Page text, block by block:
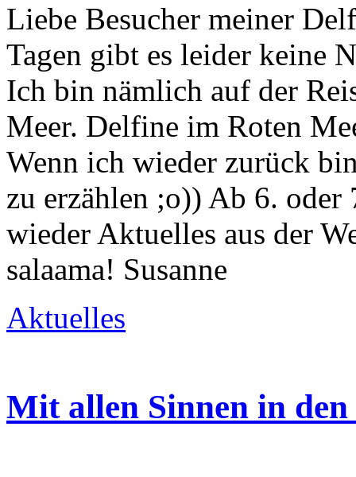
Liebe Besucher meiner
Tagen gibt es leider keine
Ich bin nämlich auf der
Meer. Delfine im Roten
Wenn ich wieder zurück
zu erzählen ;o)) Ab 6.
wieder Aktuelles aus der
salaama! Susanne
Aktuelles
Mit allen Sinnen in den